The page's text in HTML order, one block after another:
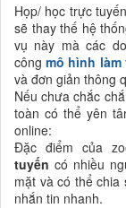
Họp/ học trực
sẽ thay thế hệ
vụ này mà các
côngmô hình làm
và đơn giản thông
Nếu chưa chắc
toàn có thể yên
online:
Đặc điểm của
tuyến có nhiều
mặt và có thể
nhắn tin nhanh.